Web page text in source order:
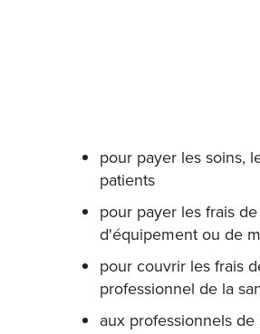
pour payer les soins,
patients
pour payer les frais
d'équipement ou de
pour couvrir les frais
professionnel de la
aux professionnels